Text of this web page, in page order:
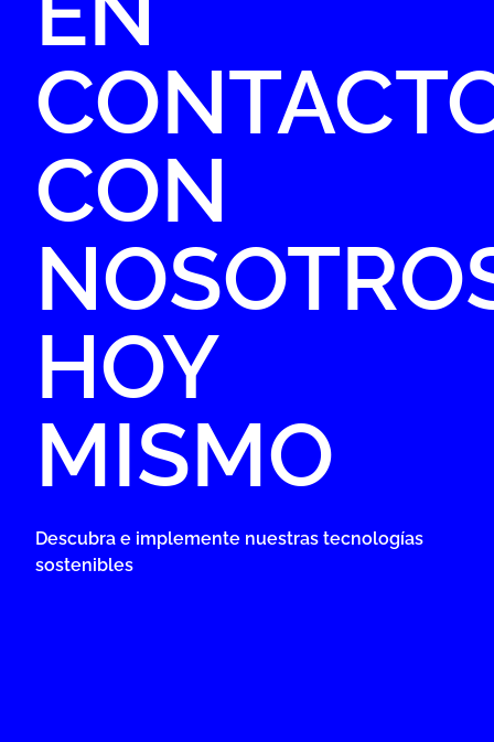
CON
HOY
MISMO
Descubra e implemente nuestras tecnologías
sostenibles